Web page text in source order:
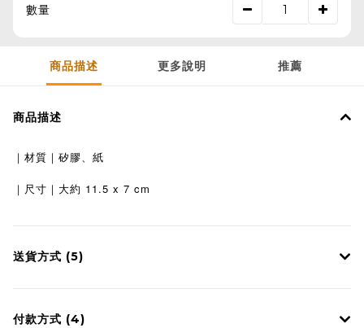
數量
商品描述 更多說明 推薦
商品描述
｜材質｜矽膠、紙
｜尺寸｜大約 11.5 x 7 cm
送貨方式 (5)
付款方式 (4)